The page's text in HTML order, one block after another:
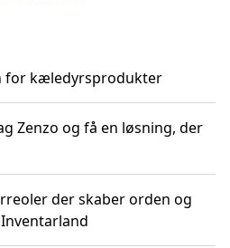
for kæledyrsprodukter
Zenzo og få en løsning, der
der skaber orden og